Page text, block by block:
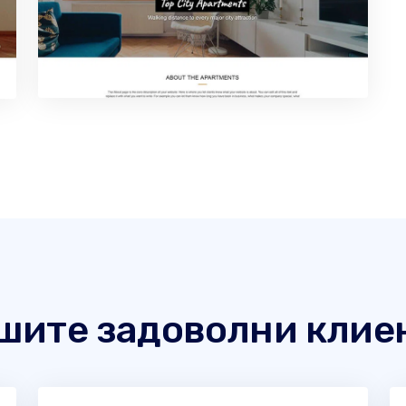
задоволни